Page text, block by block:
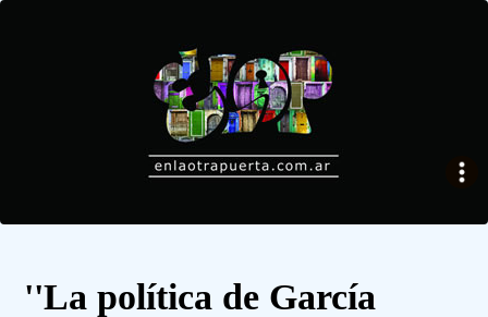
''La política de García